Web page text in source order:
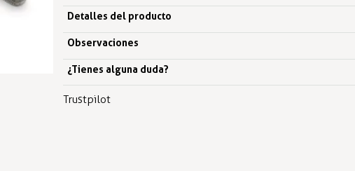
Detalles del producto
Observaciones
¿Tienes alguna duda?
Trustpilot